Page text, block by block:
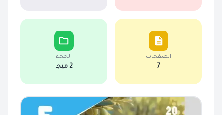
الصفحات
7
الحجم
2 ميجا